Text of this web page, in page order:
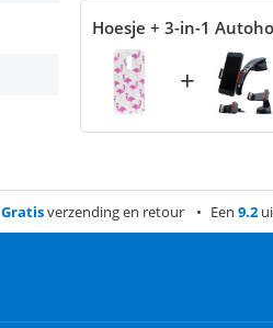
Hoesje + 3-in-1
+
Gratisverzending en retour Een 9.2